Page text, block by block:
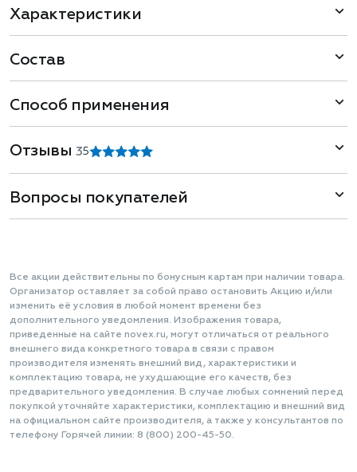
Характеристики
Состав
Способ применения
Отзывы35
Вопросы покупателей
Все акции действительны по бонусным картам при наличии товара.
Организатор оставляет за собой право остановить Акцию и/или
изменить её условия в любой момент времени без
дополнительного уведомления. Изображения товара,
приведенные на сайте novex.ru, могут отличаться от реального
внешнего вида конкретного товара в связи с правом
производителя изменять внешний вид, характеристики и
комплектацию товара, не ухудшающие его качеств, без
предварительного уведомления. В случае любых сомнений перед
покупкой уточняйте характеристики, комплектацию и внешний вид
на официальном сайте производителя, а также у консультантов по
телефону Горячей линии: 8 (800) 200-45-50.